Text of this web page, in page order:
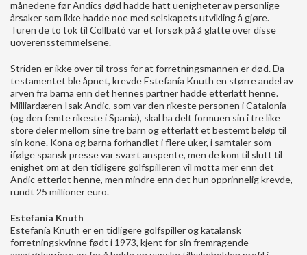
månedene før Andics død hadde hatt uenigheter av personlige
årsaker som ikke hadde noe med selskapets utvikling å gjøre.
Turen de to tok til Collbató var et forsøk på å glatte over disse
uoverensstemmelsene.
Striden er ikke over til tross for at forretningsmannen er død. Da
testamentet ble åpnet, krevde Estefanía Knuth en større andel av
arven fra barna enn det hennes partner hadde etterlatt henne.
Milliardæren Isak Andic, som var den rikeste personen i Catalonia
(og den femte rikeste i Spania), skal ha delt formuen sin i tre like
store deler mellom sine tre barn og etterlatt et bestemt beløp til
sin kone. Kona og barna forhandlet i flere uker, i samtaler som
ifølge spansk presse var svært anspente, men de kom til slutt til
enighet om at den tidligere golfspilleren vil motta mer enn det
Andic etterlot henne, men mindre enn det hun opprinnelig krevde,
rundt 25 millioner euro.
Estefanía Knuth
Estefanía Knuth er en tidligere golfspiller og katalansk
forretningskvinne født i 1973, kjent for sin fremragende